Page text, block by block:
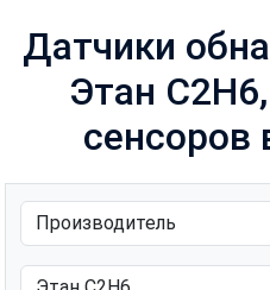
Датчики
Этан
сенсоров